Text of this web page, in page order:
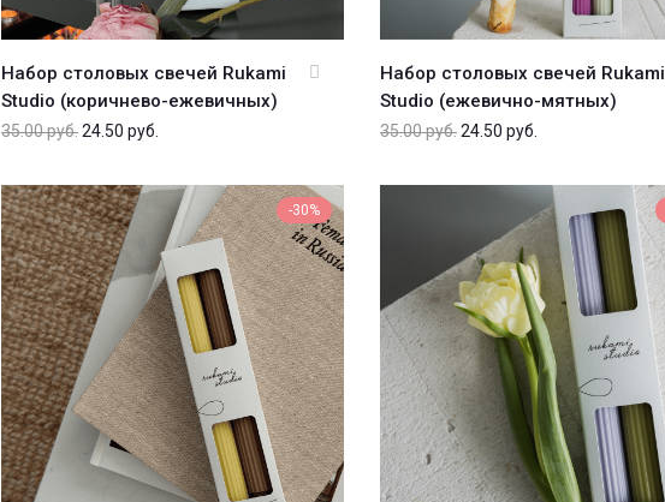
Набор столовых свечей Rukami
Studio (коричнево-ежевичных)
35.00руб.24.50 руб.
Набор столовых свечей Rukami
Studio (ежевично-мятных)
35.00руб.24.50 руб.
-30%